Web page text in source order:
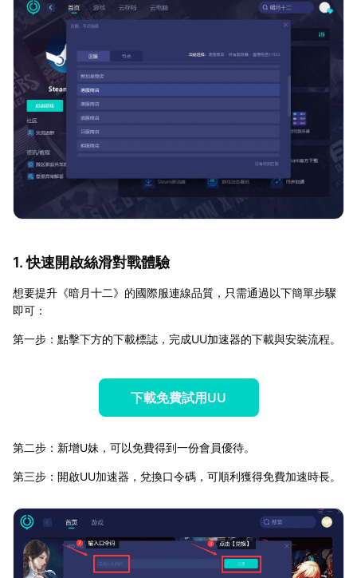
1. 快速開啟絲滑對戰體驗
想要提升《暗月十二》的國際服連線品質，只需通過以下簡單步驟
即可：
第一步：點擊下方的下載標誌，完成UU加速器的下載與安裝流程。
下載免費試用UU
第二步：新增U妹，可以免費得到一份會員優待。
第三步：開啟UU加速器，兌換口令碼，可順利獲得免費加速時長。